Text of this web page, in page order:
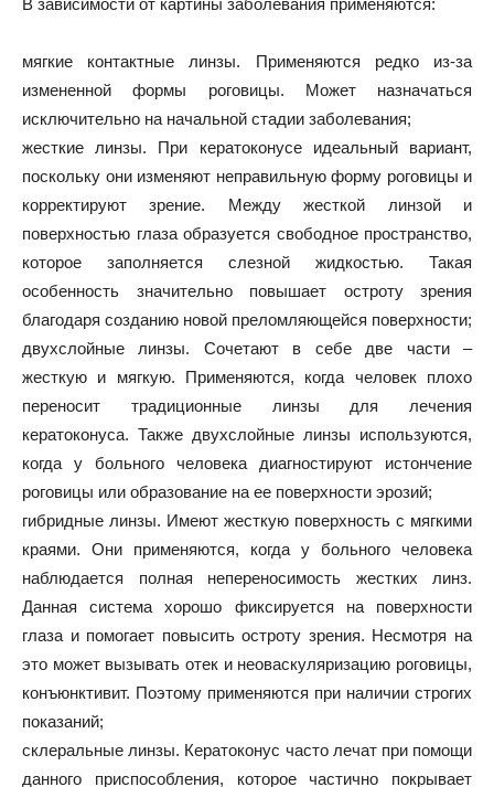
В зависимости от картины заболевания применяются:
мягкие контактные линзы. Применяются редко из-за
измененной формы роговицы. Может назначаться
исключительно на начальной стадии заболевания;
жесткие линзы. При кератоконусе идеальный вариант,
поскольку они изменяют неправильную форму роговицы и
корректируют зрение. Между жесткой линзой и
поверхностью глаза образуется свободное пространство,
которое заполняется слезной жидкостью. Такая
особенность значительно повышает остроту зрения
благодаря созданию новой преломляющейся поверхности;
двухслойные линзы. Сочетают в себе две части –
жесткую и мягкую. Применяются, когда человек плохо
переносит традиционные линзы для лечения
кератоконуса. Также двухслойные линзы используются,
когда у больного человека диагностируют истончение
роговицы или образование на ее поверхности эрозий;
гибридные линзы. Имеют жесткую поверхность с мягкими
краями. Они применяются, когда у больного человека
наблюдается полная непереносимость жестких линз.
Данная система хорошо фиксируется на поверхности
глаза и помогает повысить остроту зрения. Несмотря на
это может вызывать отек и неоваскуляризацию роговицы,
конъюнктивит. Поэтому применяются при наличии строгих
показаний;
склеральные линзы. Кератоконус часто лечат при помощи
данного приспособления, которое частично покрывает